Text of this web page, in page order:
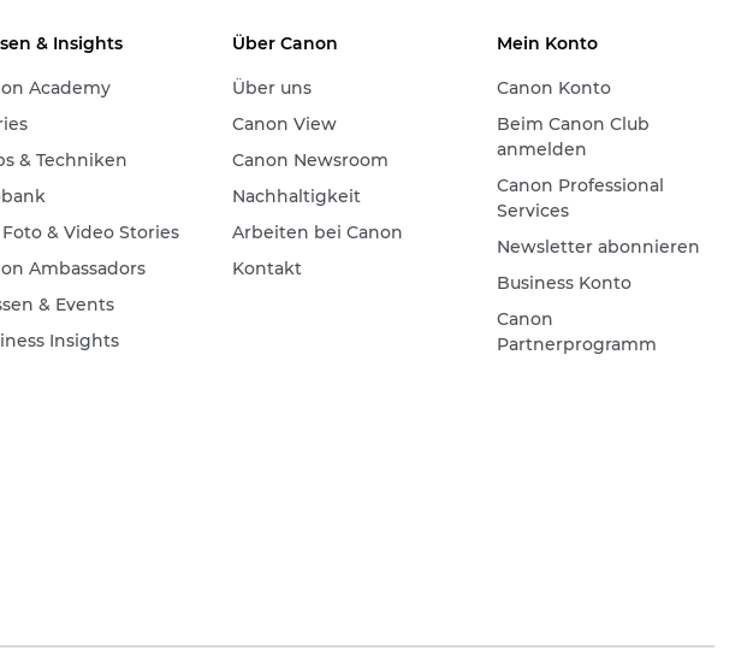
& Insights
Academy
& Techniken
& Video Stories
Ambassadors
& Events
Insights
Über Canon
Über uns
Canon View
Canon Newsroom
Nachhaltigkeit
Arbeiten bei Canon
Kontakt
Mein Konto
Canon Konto
Beim Canon Club
anmelden
Canon Professional
Services
Newsletter abonnieren
Business Konto
Canon
Partnerprogramm